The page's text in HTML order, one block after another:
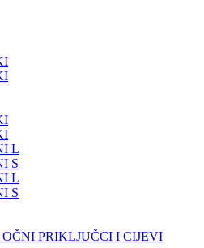
L
S
L
S
PRIKLJUČCI I CIJEVI